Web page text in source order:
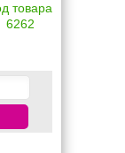
товара
6262